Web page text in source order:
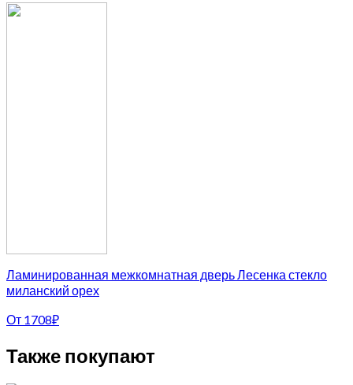
Ламинированная межкомнатная дверь Лесенка стекло
миланский орех
От 1708₽
Также покупают